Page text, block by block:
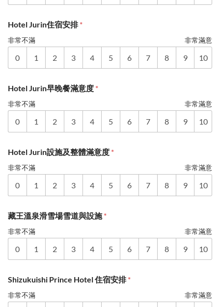
Hotel Jurin住宿安排*
非常不滿 非常滿意
0 1 2 3 4 5 6 7 8 9 10
Hotel Jurin早晚餐滿意度 *
非常不滿 非常滿意
0 1 2 3 4 5 6 7 8 9 10
Hotel Jurin設施及整體滿意度 *
非常不滿 非常滿意
0 1 2 3 4 5 6 7 8 9 10
藏王溫泉滑雪場雪道與設施*
非常不滿 非常滿意
0 1 2 3 4 5 6 7 8 9 10
Shizukuishi Prince Hotel 住宿安排*
非常不滿 非常滿意